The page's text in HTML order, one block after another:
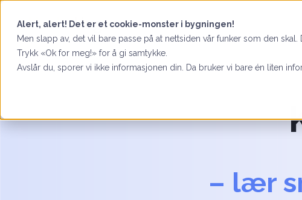
Alert, alert! Det er et cookie-monster i bygningen!
Men slapp av, det vil bare passe på at nettsiden vår funker som den
Trykk «Ok for meg!» for å gi samtykke.
Avslår du, sporer vi ikke informasjonen din. Da bruker vi bare én liten
– lær